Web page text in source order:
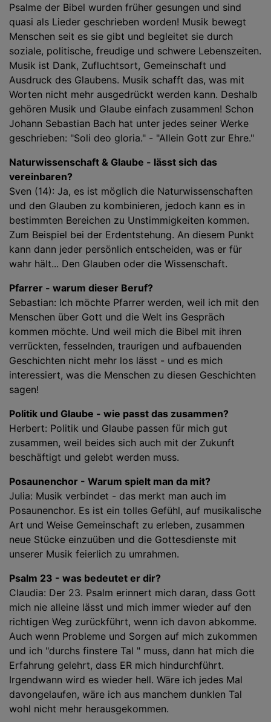
Psalme der Bibel wurden früher gesungen und sind
quasi als Lieder geschrieben worden! Musik bewegt
Menschen seit es sie gibt und begleitet sie durch
soziale, politische, freudige und schwere Lebenszeiten.
Musik ist Dank, Zufluchtsort, Gemeinschaft und
Ausdruck des Glaubens. Musik schafft das, was mit
Worten nicht mehr ausgedrückt werden kann. Deshalb
gehören Musik und Glaube einfach zusammen! Schon
Johann Sebastian Bach hat unter jedes seiner Werke
geschrieben: "Soli deo gloria." - "Allein Gott zur Ehre."
Naturwissenschaft & Glaube - lässt sich das
vereinbaren?
Sven (14): Ja, es ist möglich die Naturwissenschaften
und den Glauben zu kombinieren, jedoch kann es in
bestimmten Bereichen zu Unstimmigkeiten kommen.
Zum Beispiel bei der Erdentstehung. An diesem Punkt
kann dann jeder persönlich entscheiden, was er für
wahr hält... Den Glauben oder die Wissenschaft.
Pfarrer - warum dieser Beruf?
Sebastian: Ich möchte Pfarrer werden, weil ich mit den
Menschen über Gott und die Welt ins Gespräch
kommen möchte. Und weil mich die Bibel mit ihren
verrückten, fesselnden, traurigen und aufbauenden
Geschichten nicht mehr los lässt - und es mich
interessiert, was die Menschen zu diesen Geschichten
sagen!
Politik und Glaube - wie passt das zusammen?
Herbert: Politik und Glaube passen für mich gut
zusammen, weil beides sich auch mit der Zukunft
beschäftigt und gelebt werden muss.
Posaunenchor - Warum spielt man da mit?
Julia: Musik verbindet - das merkt man auch im
Posaunenchor. Es ist ein tolles Gefühl, auf musikalische
Art und Weise Gemeinschaft zu erleben, zusammen
neue Stücke einzuüben und die Gottesdienste mit
unserer Musik feierlich zu umrahmen.
Psalm 23 - was bedeutet er dir?
Claudia: Der 23. Psalm erinnert mich daran, dass Gott
mich nie alleine lässt und mich immer wieder auf den
richtigen Weg zurückführt, wenn ich davon abkomme.
Auch wenn Probleme und Sorgen auf mich zukommen
und ich "durchs finstere Tal " muss, dann hat mich die
Erfahrung gelehrt, dass ER mich hindurchführt.
Irgendwann wird es wieder hell. Wäre ich jedes Mal
davongelaufen, wäre ich aus manchem dunklen Tal
wohl nicht mehr herausgekommen.